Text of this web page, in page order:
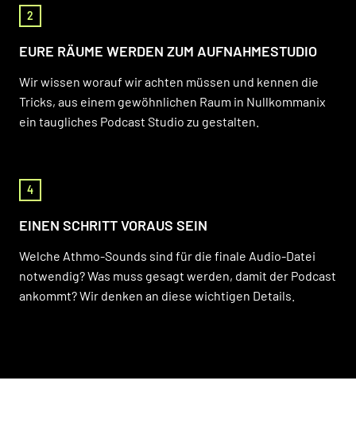
2
EURE RÄUME WERDEN ZUM AUFNAHMESTUDIO
Wir wissen worauf wir achten müssen und kennen die
Tricks, aus einem gewöhnlichen Raum in Nullkommanix
ein taugliches Podcast Studio zu gestalten.
4
EINEN SCHRITT VORAUS SEIN
Welche Athmo-Sounds sind für die finale Audio-Datei
notwendig? Was muss gesagt werden, damit der Podcast
ankommt? Wir denken an diese wichtigen Details.